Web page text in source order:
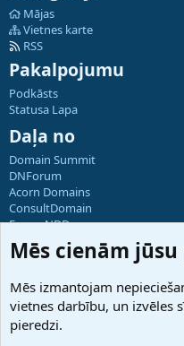
Mājas
Vietnes karte
RSS
Pakalpojumu
Podkāsts
Statusa Lapa
Daļa no
Domain Summit
DNForum
Acorn Domains
ConsultDomain
ForumNDD
Domainforum.ro
27.be
Hostmaria
Atbalsts
Mēs cienām
Mēs izmantojam
vietnes darbību, un izvēles
pieredzi.